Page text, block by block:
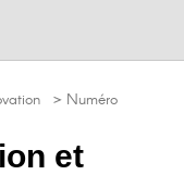
> Numéro
et